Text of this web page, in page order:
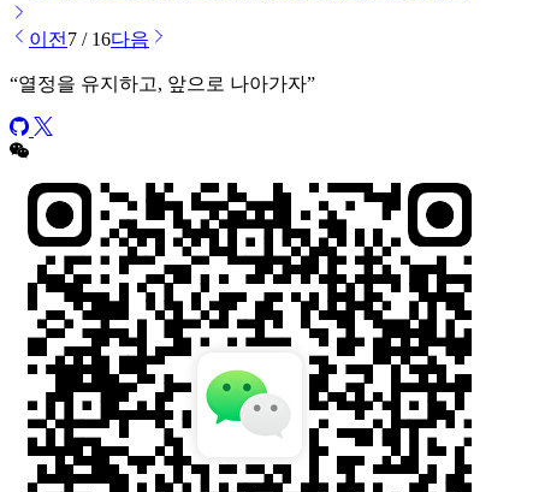
이전 7 / 16다음
“열정을 유지하고, 앞으로 나아가자”